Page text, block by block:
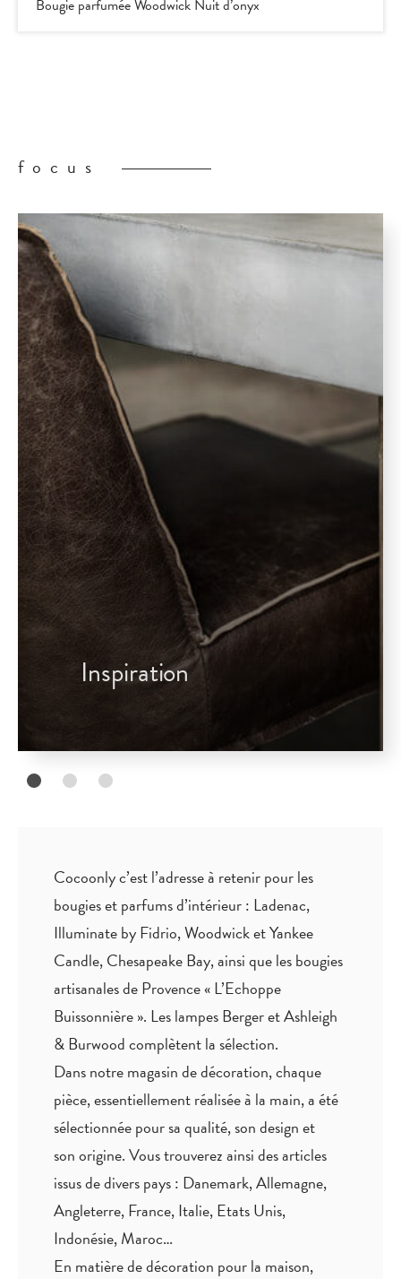
Bougie parfumée Woodwick Nuit d’onyx
focus
Inspiration
Cocoonly c’est l’adresse à retenir pour les
bougies et parfums d’intérieur : Ladenac,
Illuminate by Fidrio, Woodwick et Yankee
Candle, Chesapeake Bay, ainsi que les bougies
artisanales de Provence « L’Echoppe
Buissonnière ». Les lampes Berger et Ashleigh
& Burwood complètent la sélection.
Dans notre magasin de décoration, chaque
pièce,essentiellement réalisée à la main, a été
sélectionnée pour sa qualité, son design et
son origine. Vous trouverez ainsi des articles
issus de divers pays : Danemark, Allemagne,
Angleterre, France, Italie, Etats Unis,
Indonésie, Maroc…
En matière de décoration pour la maison,